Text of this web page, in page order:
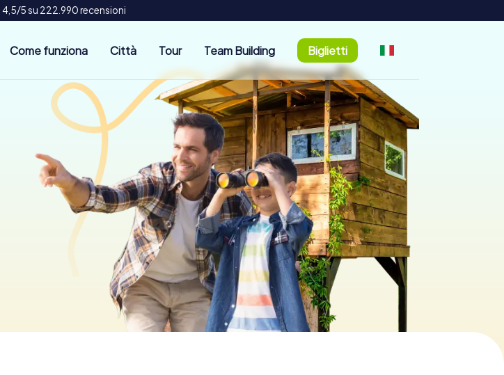
4,5/5 su 222.990 recensioni
Come funziona Città Tour Team Building Biglietti